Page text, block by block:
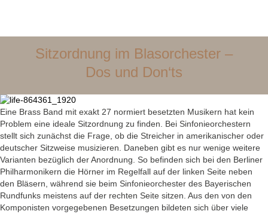
Sitzordnung im Blasorchester –
Dos und Don‘ts
Eine Brass Band mit exakt 27 normiert besetzten Musikern hat kein
Problem eine ideale Sitzordnung zu finden. Bei Sinfonieorchestern
stellt sich zunächst die Frage, ob die Streicher in amerikanischer oder
deutscher Sitzweise musizieren. Daneben gibt es nur wenige weitere
Varianten bezüglich der Anordnung. So befinden sich bei den Berliner
Philharmonikern die Hörner im Regelfall auf der linken Seite neben
den Bläsern, während sie beim Sinfonieorchester des Bayerischen
Rundfunks meistens auf der rechten Seite sitzen. Aus den von den
Komponisten vorgegebenen Besetzungen bildeten sich über viele